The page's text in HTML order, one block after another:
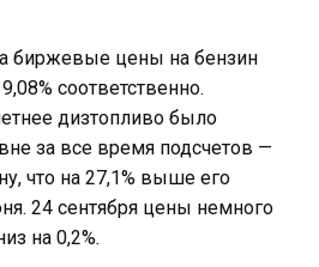
биржевые цены на бензин
соответственно.
дизтопливо было
за все время подсчетов —
что на 27,1% выше его
24 сентября цены немного
на 0,2%.